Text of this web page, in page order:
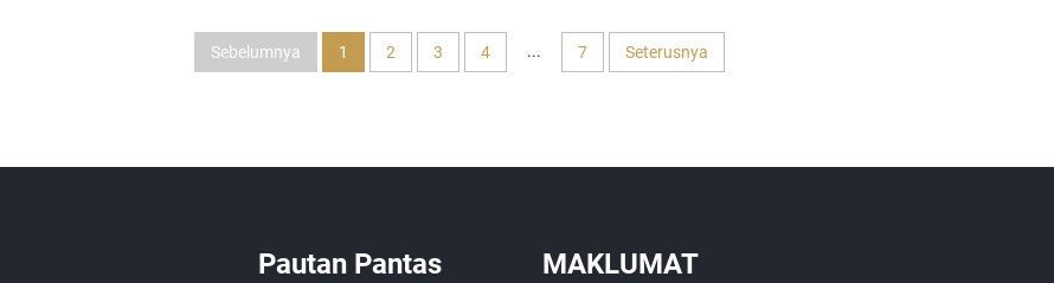
Sebelumnya 1 2 3 4 ... 7 Seterusnya
Pautan Pantas MAKLUMAT